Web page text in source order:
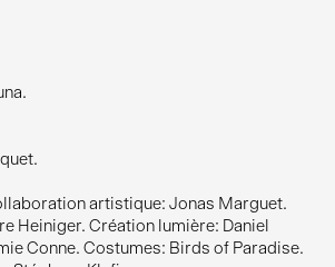
artistique: Jonas Marguet.
Heiniger. Création lumière: Daniel
Conne. Costumes: Birds of Paradise.